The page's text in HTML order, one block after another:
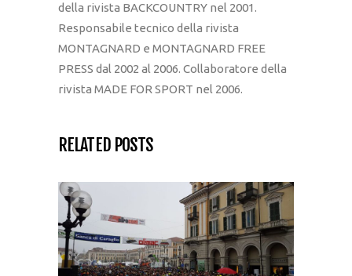
della rivista BACKCOUNTRY nel 2001.
Responsabile tecnico della rivista
MONTAGNARD e MONTAGNARD FREE
PRESS dal 2002 al 2006. Collaboratore della
rivista MADE FOR SPORT nel 2006.
RELATED POSTS